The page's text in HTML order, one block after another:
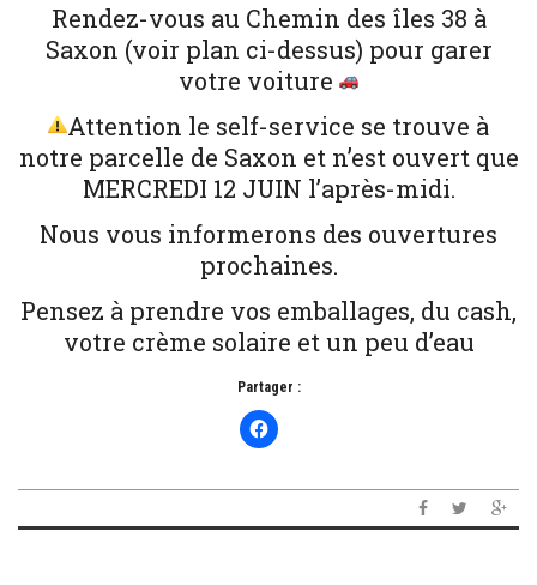
Rendez-vous au Chemin des îles 38 à
Saxon (voir plan ci-dessus) pour garer
votre voiture
Attention le self-service se trouve à
notre parcelle de Saxon et n’est ouvert que
MERCREDI 12 JUIN l’après-midi.
Nous vous informerons des ouvertures
prochaines.
Pensez à prendre vos emballages, du cash,
votre crème solaire et un peu d’eau
Partager :